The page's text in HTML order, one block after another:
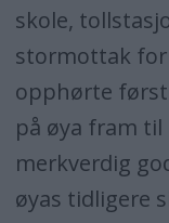
skole,
stormottak
opphørte først
på øya fram til
merkverdig
øyas tidligere